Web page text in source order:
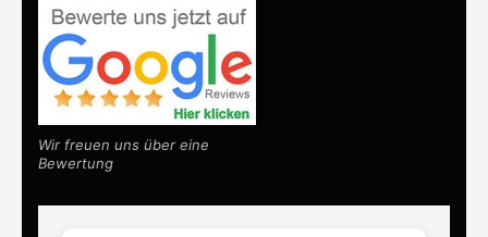
Wir freuen uns über eine
Bewertung